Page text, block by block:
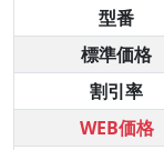
型番
標準価格
割引率
WEB価格